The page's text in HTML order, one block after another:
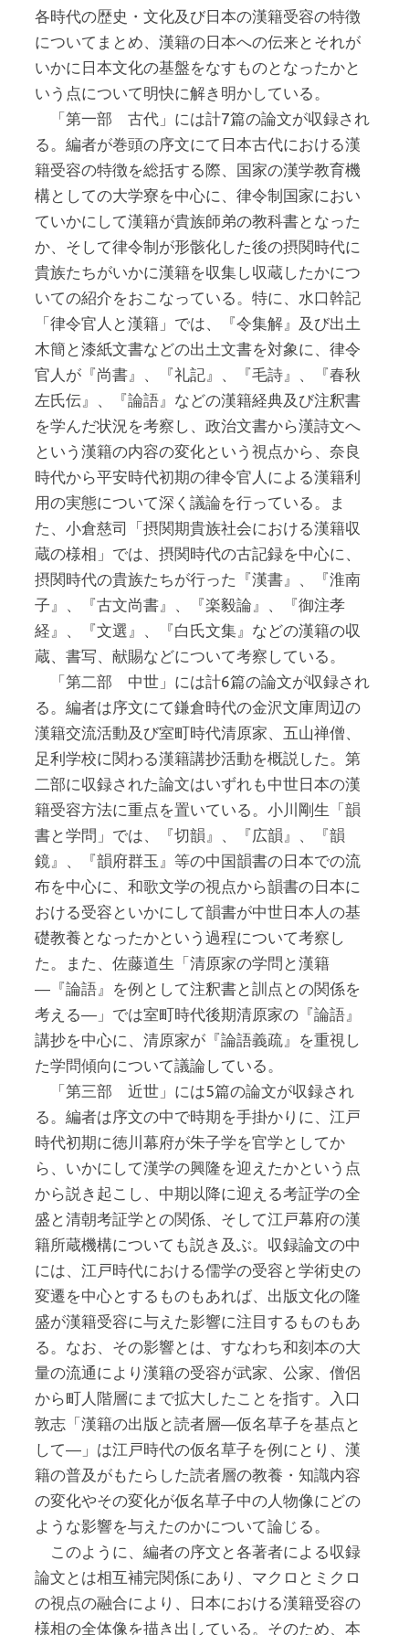
各時代の歴史・文化及び日本の漢籍受容の特徴
についてまとめ、漢籍の日本への伝来とそれが
いかに日本文化の基盤をなすものとなったかと
いう点について明快に解き明かしている。
「第一部 古代」には計7篇の論文が収録され
る。編者が巻頭の序文にて日本古代における漢
籍受容の特徴を総括する際、国家の漢学教育機
構としての大学寮を中心に、律令制国家におい
ていかにして漢籍が貴族師弟の教科書となった
か、そして律令制が形骸化した後の摂関時代に
貴族たちがいかに漢籍を収集し収蔵したかにつ
いての紹介をおこなっている。特に、水口幹記
「律令官人と漢籍」では、『令集解』及び出土
木簡と漆紙文書などの出土文書を対象に、律令
官人が『尚書』、『礼記』、『毛詩』、『春秋
左氏伝』、『論語』などの漢籍経典及び注釈書
を学んだ状況を考察し、政治文書から漢詩文へ
という漢籍の内容の変化という視点から、奈良
時代から平安時代初期の律令官人による漢籍利
用の実態について深く議論を行っている。ま
た、小倉慈司「摂関期貴族社会における漢籍収
蔵の様相」では、摂関時代の古記録を中心に、
摂関時代の貴族たちが行った『漢書』、『淮南
子』、『古文尚書』、『楽毅論』、『御注孝
経』、『文選』、『白氏文集』などの漢籍の収
蔵、書写、献賜などについて考察している。
「第二部 中世」には計6篇の論文が収録され
る。編者は序文にて鎌倉時代の金沢文庫周辺の
漢籍交流活動及び室町時代清原家、五山禅僧、
足利学校に関わる漢籍講抄活動を概説した。第
二部に収録された論文はいずれも中世日本の漢
籍受容方法に重点を置いている。小川剛生「韻
書と学問」では、『切韻』、『広韻』、『韻
鏡』、『韻府群玉』等の中国韻書の日本での流
布を中心に、和歌文学の視点から韻書の日本に
おける受容といかにして韻書が中世日本人の基
礎教養となったかという過程について考察し
た。また、佐藤道生「清原家の学問と漢籍
―『論語』を例として注釈書と訓点との関係を
考える―」では室町時代後期清原家の『論語』
講抄を中心に、清原家が『論語義疏』を重視し
た学問傾向について議論している。
「第三部 近世」には5篇の論文が収録され
る。編者は序文の中で時期を手掛かりに、江戸
時代初期に徳川幕府が朱子学を官学としてか
ら、いかにして漢学の興隆を迎えたかという点
から説き起こし、中期以降に迎える考証学の全
盛と清朝考証学との関係、そして江戸幕府の漢
籍所蔵機構についても説き及ぶ。収録論文の中
には、江戸時代における儒学の受容と学術史の
変遷を中心とするものもあれば、出版文化の隆
盛が漢籍受容に与えた影響に注目するものもあ
る。なお、その影響とは、すなわち和刻本の大
量の流通により漢籍の受容が武家、公家、僧侶
から町人階層にまで拡大したことを指す。入口
敦志「漢籍の出版と読者層―仮名草子を基点と
して―」は江戸時代の仮名草子を例にとり、漢
籍の普及がもたらした読者層の教養・知識内容
の変化やその変化が仮名草子中の人物像にどの
ような影響を与えたのかについて論じる。
このように、編者の序文と各著者による収録
論文とは相互補完関係にあり、マクロとミクロ
の視点の融合により、日本における漢籍受容の
様相の全体像を描き出している。そのため、本